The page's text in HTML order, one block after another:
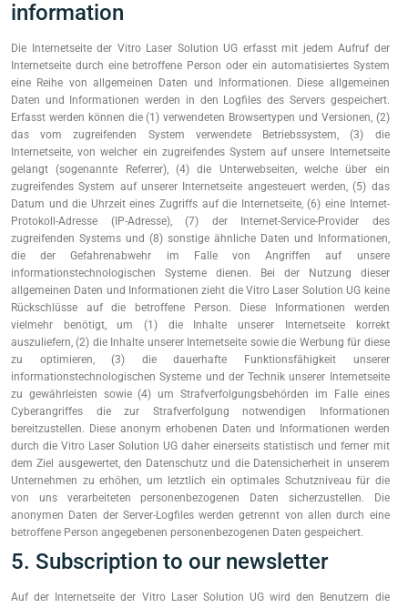
information
Die Internetseite der Vitro Laser Solution UG erfasst mit jedem Aufruf der
Internetseite durch eine betroffene Person oder ein automatisiertes System
eine Reihe von allgemeinen Daten und Informationen. Diese allgemeinen
Daten und Informationen werden in den Logfiles des Servers gespeichert.
Erfasst werden können die (1) verwendeten Browsertypen und Versionen, (2)
das vom zugreifenden System verwendete Betriebssystem, (3) die
Internetseite, von welcher ein zugreifendes System auf unsere Internetseite
gelangt (sogenannte Referrer), (4) die Unterwebseiten, welche über ein
zugreifendes System auf unserer Internetseite angesteuert werden, (5) das
Datum und die Uhrzeit eines Zugriffs auf die Internetseite, (6) eine Internet-
Protokoll-Adresse (IP-Adresse), (7) der Internet-Service-Provider des
zugreifenden Systems und (8) sonstige ähnliche Daten und Informationen,
die der Gefahrenabwehr im Falle von Angriffen auf unsere
informationstechnologischen Systeme dienen. Bei der Nutzung dieser
allgemeinen Daten und Informationen zieht die Vitro Laser Solution UG keine
Rückschlüsse auf die betroffene Person. Diese Informationen werden
vielmehr benötigt, um (1) die Inhalte unserer Internetseite korrekt
auszuliefern, (2) die Inhalte unserer Internetseite sowie die Werbung für diese
zu optimieren, (3) die dauerhafte Funktionsfähigkeit unserer
informationstechnologischen Systeme und der Technik unserer Internetseite
zu gewährleisten sowie (4) um Strafverfolgungsbehörden im Falle eines
Cyberangriffes die zur Strafverfolgung notwendigen Informationen
bereitzustellen. Diese anonym erhobenen Daten und Informationen werden
durch die Vitro Laser Solution UG daher einerseits statistisch und ferner mit
dem Ziel ausgewertet, den Datenschutz und die Datensicherheit in unserem
Unternehmen zu erhöhen, um letztlich ein optimales Schutzniveau für die
von uns verarbeiteten personenbezogenen Daten sicherzustellen. Die
anonymen Daten der Server-Logfiles werden getrennt von allen durch eine
betroffene Person angegebenen personenbezogenen Daten gespeichert.
5. Subscription to our newsletter
Auf der Internetseite der Vitro Laser Solution UG wird den Benutzern die